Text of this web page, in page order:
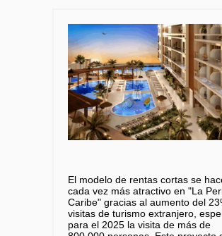
El modelo de rentas cortas se
cada vez más atractivo en "La
Caribe" gracias al aumento del
visitas de turismo extranjero,
para el 2025 la visita de más de